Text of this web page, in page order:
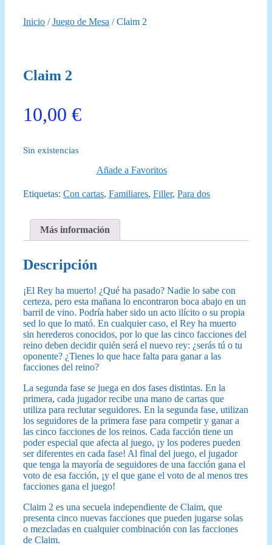
Inicio /Juego de Mesa / Claim 2
Claim 2
10,00 €
Sin existencias
Añade a Favoritos
Etiquetas: Con cartas, Familiares, Filler, Para dos
Más información
Descripción
¡El Rey ha muerto! ¿Qué ha pasado? Nadie lo sabe con
certeza, pero esta mañana lo encontraron boca abajo en un
barril de vino. Podría haber sido un acto ilícito o su propia
sed lo que lo mató. En cualquier caso, el Rey ha muerto
sin herederos conocidos, por lo que las cinco facciones del
reino deben decidir quién será el nuevo rey: ¿serás tú o tu
oponente? ¿Tienes lo que hace falta para ganar a las
facciones del reino?
La segunda fase se juega en dos fases distintas. En la
primera, cada jugador recibe una mano de cartas que
utiliza para reclutar seguidores. En la segunda fase, utilizan
los seguidores de la primera fase para competir y ganar a
las cinco facciones de los reinos. Cada facción tiene un
poder especial que afecta al juego, ¡y los poderes pueden
ser diferentes en cada fase! Al final del juego, el jugador
que tenga la mayoría de seguidores de una facción gana el
voto de esa facción, ¡y el que gane el voto de al menos tres
facciones gana el juego!
Claim 2 es una secuela independiente de Claim, que
presenta cinco nuevas facciones que pueden jugarse solas
o mezcladas en cualquier combinación con las facciones
de Claim.